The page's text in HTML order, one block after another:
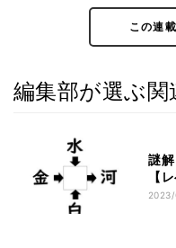
この連
編集部が選ぶ関
謎
【